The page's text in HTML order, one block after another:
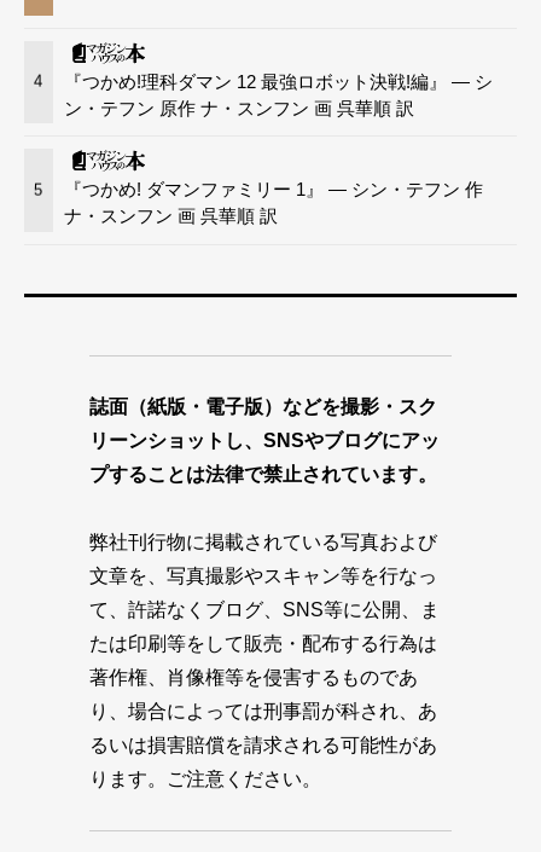
4
『つかめ!理科ダマン 12 最強ロボット決戦!編』 — シ
ン・テフン 原作 ナ・スンフン 画 呉華順 訳
5
『つかめ! ダマンファミリー 1』 — シン・テフン 作
ナ・スンフン 画 呉華順 訳
誌面（紙版・電子版）などを撮影・スク
リーンショットし、SNSやブログにアッ
プすることは法律で禁止されています。
弊社刊行物に掲載されている写真および
文章を、写真撮影やスキャン等を行なっ
て、許諾なくブログ、SNS等に公開、ま
たは印刷等をして販売・配布する行為は
著作権、肖像権等を侵害するものであ
り、場合によっては刑事罰が科され、あ
るいは損害賠償を請求される可能性があ
ります。ご注意ください。